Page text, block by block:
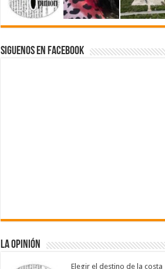
Siguenos en Facebook
La Opinión
Elegir el destino de la costa